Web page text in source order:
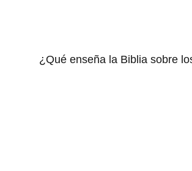
¿Qué enseña la Biblia sobre